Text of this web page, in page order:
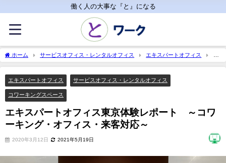
働く人の大事な『と』になる
ホーム サービスオフィス・レンタルオフィス エキスパートオフィス
キスパートオフィス東京体験レポート ～コワーキング・オフィス・来客対応～
エキスパートオフィス サービスオフィス・レンタルオフィス
コワーキングスペース
エキスパートオフィス東京体験レポート ～コワ
ーキング・オフィス・来客対応～
2020年3月12日 2021年5月19日